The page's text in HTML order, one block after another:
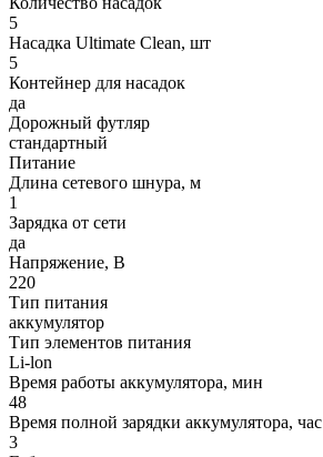
5
Насадка Ultimate Clean, шт
5
Контейнер для насадок
да
Дорожный футляр
стандартный
Питание
Длина сетевого шнура, м
1
Зарядка от сети
да
Напряжение, В
220
Тип питания
аккумулятор
Тип элементов питания
Li-lon
Время работы аккумулятора, мин
48
Время полной зарядки аккумулятора, час
3